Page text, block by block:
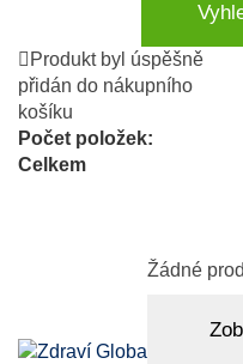
Košík
(prázdný)
Žádné
Produkt byl úspěšně
přidán do nákupního
košíku
Počet položek:
Celkem